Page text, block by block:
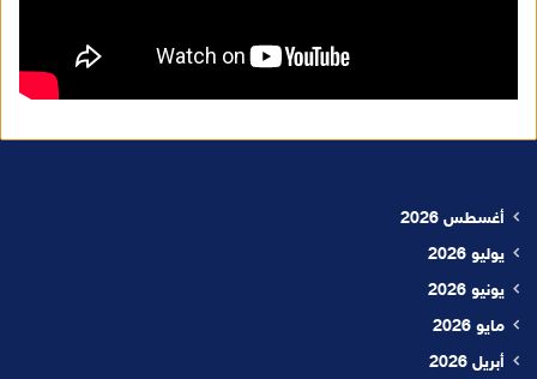
أغسطس 2026
يوليو 2026
يونيو 2026
مايو 2026
أبريل 2026